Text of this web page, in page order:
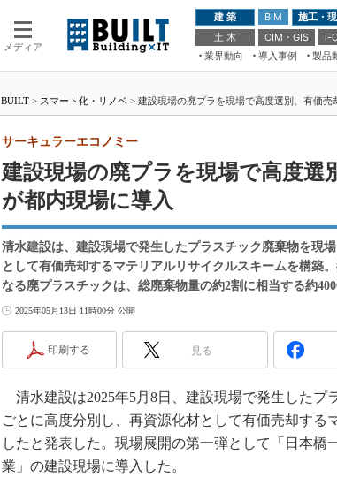
メディア
建 築 BIM 施工・
土 木
CIM・GIS i-
業界動向
導入事例 製品
ドローンがもたらす
ムチェンジ” Ver.2.0
“Society5.0”時代の
第8回
築・
メン
日本
メン
BUILT > スマート化・リノベ > 建設現場の廃プラを現場で高度選別、有価
建設現場の廃プラを現場で高度
が都内現場に導入
サーキュラーエコノミー
清水建設は、建設現場で発生したプラスチック廃棄物を現
として有価売却するマテリアルリサイクルスキームを構築
なる廃プラスチックは、総廃棄物量の約2割に相当する約
2025年05月13日 11時00分 公開
印刷する 見る
清水建設は2025年5月8日、建設現場で発生したプ
ごとに高度分別し、再資源化材として有価売却する
したと発表した。現場展開の第一弾として「日本橋
業」の建設現場に導入した。